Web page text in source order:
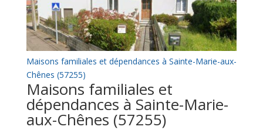
Maisons familiales et dépendances à Sainte-Marie-aux-
Chênes (57255)
Maisons familiales et
dépendances à Sainte-Marie-
aux-Chênes (57255)